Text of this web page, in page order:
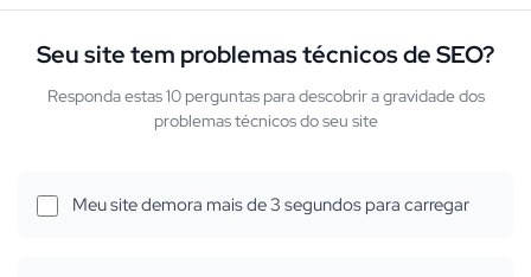
Seu site tem problemas técnicos de SEO?
Responda estas 10 perguntas para descobrir a gravidade dos
problemas técnicos do seu site
Meu site demora mais de 3 segundos para carregar